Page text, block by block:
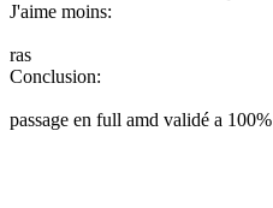
J'aime moins:
ras
Conclusion:
passage en full amd validé a 100%